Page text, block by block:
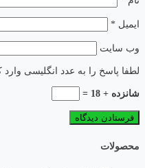
ایمیل *
وب‌ سایت
لطفا پاسخ را به عدد انگلیسی وارد
شانزده + 18 =
محصولات